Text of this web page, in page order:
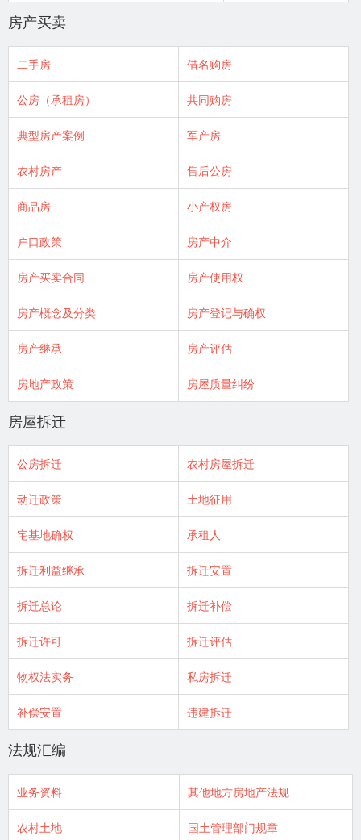
房产买卖
二手房 借名购房
公房（承租房） 共同购房
典型房产案例 军产房
农村房产 售后公房
商品房 小产权房
户口政策 房产中介
房产买卖合同 房产使用权
房产概念及分类 房产登记与确权
房产继承 房产评估
房地产政策 房屋质量纠纷
房屋拆迁
公房拆迁 农村房屋拆迁
动迁政策 土地征用
宅基地确权 承租人
拆迁利益继承 拆迁安置
拆迁总论 拆迁补偿
拆迁许可 拆迁评估
物权法实务 私房拆迁
补偿安置 违建拆迁
法规汇编
业务资料 其他地方房地产法规
农村土地 国土管理部门规章